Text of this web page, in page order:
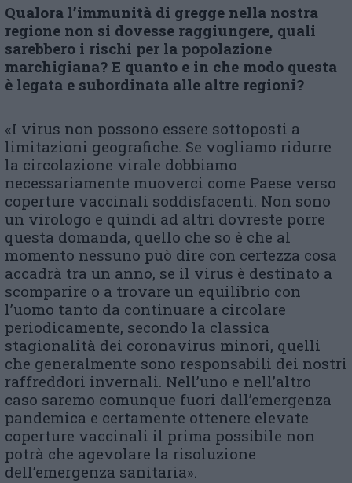
Qualora l’immunità di gregge nella nostra
regione non si dovesse raggiungere, quali
sarebbero i rischi per la popolazione
marchigiana? E quanto e in che modo questa
è legata e subordinata alle altre regioni?
«I virus non possono essere sottoposti a
limitazioni geografiche. Se vogliamo ridurre
la circolazione virale dobbiamo
necessariamente muoverci come Paese verso
coperture vaccinali soddisfacenti. Non sono
un virologo e quindi ad altri dovreste porre
questa domanda, quello che so è che al
momento nessuno può dire con certezza cosa
accadrà tra un anno, se il virus è destinato a
scomparire o a trovare un equilibrio con
l’uomo tanto da continuare a circolare
periodicamente, secondo la classica
stagionalità dei coronavirus minori, quelli
che generalmente sono responsabili dei nostri
raffreddori invernali. Nell’uno e nell’altro
caso saremo comunque fuori dall’emergenza
pandemica e certamente ottenere elevate
coperture vaccinali il prima possibile non
potrà che agevolare la risoluzione
dell’emergenza sanitaria».